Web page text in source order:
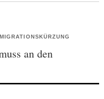
an den